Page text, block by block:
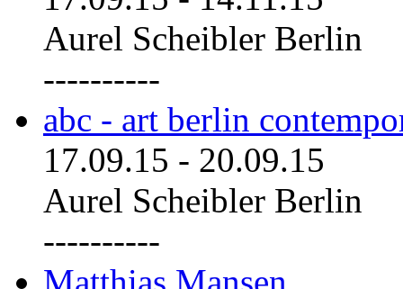
Aurel Scheibler Berlin
----------
abc - art berlin
17.09.15 - 20.09.15
Aurel Scheibler Berlin
----------
Matthias Mansen